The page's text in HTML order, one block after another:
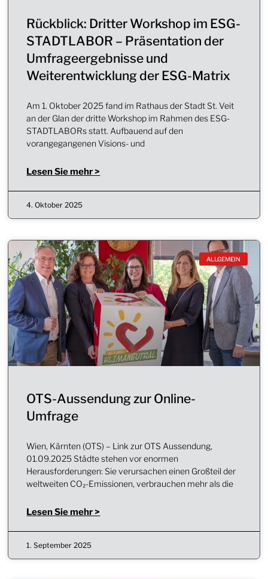
Rückblick: Dritter Workshop im ESG-
STADTLABOR – Präsentation der
Umfrageergebnisse und
Weiterentwicklung der ESG-Matrix
Am 1. Oktober 2025 fand im Rathaus der Stadt St. Veit
an der Glan der dritte Workshop im Rahmen des ESG-
STADTLABORs statt. Aufbauend auf den
vorangegangenen Visions- und
Lesen Sie mehr >
4. Oktober 2025
ALLGEMEIN
OTS-Aussendung zur Online-
Umfrage
Wien, Kärnten (OTS) – Link zur OTS Aussendung,
01.09.2025 Städte stehen vor enormen
Herausforderungen: Sie verursachen einen Großteil der
weltweiten CO₂-Emissionen, verbrauchen mehr als die
Lesen Sie mehr >
1. September 2025